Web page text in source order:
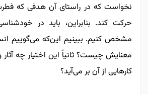
نخواست که در راستای آن هدفی که
حرکت کند. بنابراین، باید در
مشخص کنیم. ببینیم این‌که می‌گوییم
معنایش چیست؟ ثانیاً این اختیار چه آثار
کارهایی از آن بر می‌آید؟